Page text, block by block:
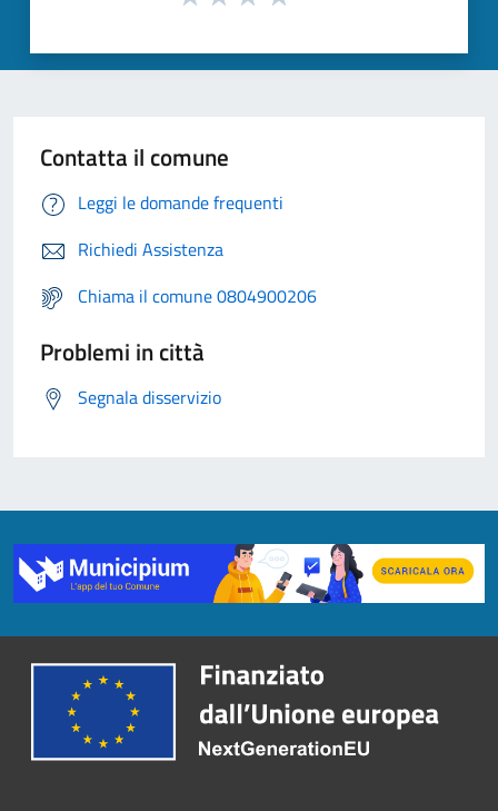
Contatta il comune
Leggi le domande frequenti
Richiedi Assistenza
Chiama il comune 0804900206
Problemi in città
Segnala disservizio